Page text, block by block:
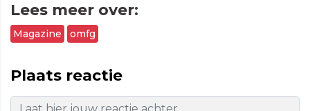
Lees meer over:
Magazine omfg
Plaats reactie